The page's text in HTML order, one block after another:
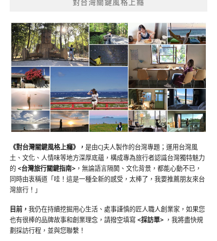
《對台灣關鍵風格上癮》 ， 是由CJ夫人製作的台灣專題；運用台灣風
土、文化、人情味等地方深厚底蘊，構成專為旅行者認識台灣獨特魅力
的 <台灣旅行關鍵指南> ，無論語言隔閡、文化背景，都能心動不已，
同時由衷稱道「哇！這是一種全新的感受，太棒了，我要推薦朋友來台
灣旅行！」
目前， 我仍在持續挖掘用心生活、處事謹慎的匠人職人創業家，如果您
也有很棒的品牌故事和創業理念，請撥空填寫 <採訪單> ，我將盡快規
劃採訪行程，並與您聯繫！